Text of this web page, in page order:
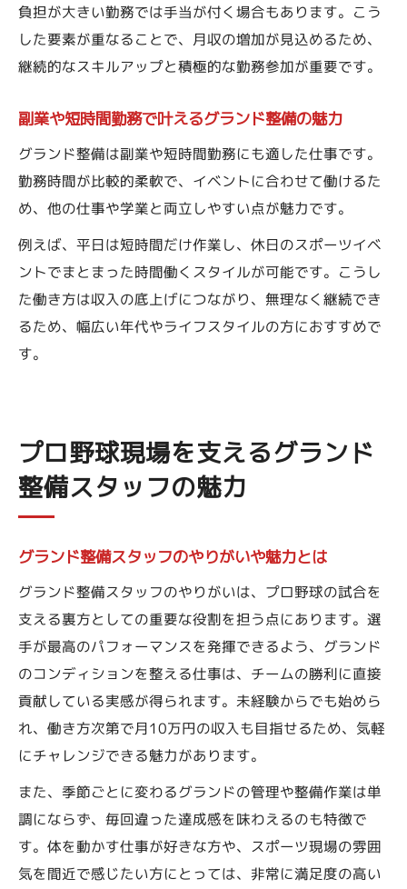
現場で信頼されるグランド整備スタッフに
なる方法
グランド整備で安定収入を維持するポイン
ト
グランド整備のキャリアアップと将来性
負担が大きい勤務では手当が付く場合もあります。こう
した要素が重なることで、月収の増加が見込めるため、
継続的なスキルアップと積極的な勤務参加が重要です。
副業や短時間勤務で叶えるグランド整備の魅力
グランド整備は副業や短時間勤務にも適した仕事です。
勤務時間が比較的柔軟で、イベントに合わせて働けるた
め、他の仕事や学業と両立しやすい点が魅力です。
例えば、平日は短時間だけ作業し、休日のスポーツイベ
ントでまとまった時間働くスタイルが可能です。こうし
た働き方は収入の底上げにつながり、無理なく継続でき
るため、幅広い年代やライフスタイルの方におすすめで
す。
プロ野球現場を支えるグランド
整備スタッフの魅力
グランド整備スタッフのやりがいや魅力とは
グランド整備スタッフのやりがいは、プロ野球の試合を
支える裏方としての重要な役割を担う点にあります。選
手が最高のパフォーマンスを発揮できるよう、グランド
のコンディションを整える仕事は、チームの勝利に直接
貢献している実感が得られます。未経験からでも始めら
れ、働き方次第で月10万円の収入も目指せるため、気軽
にチャレンジできる魅力があります。
また、季節ごとに変わるグランドの管理や整備作業は単
調にならず、毎回違った達成感を味わえるのも特徴で
す。体を動かす仕事が好きな方や、スポーツ現場の雰囲
気を間近で感じたい方にとっては、非常に満足度の高い